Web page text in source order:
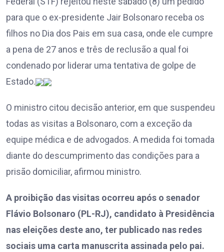
para que o ex-presidente Jair Bolsonaro receba os
filhos no Dia dos Pais em sua casa, onde ele cumpre
a pena de 27 anos e três de reclusão a qual foi
condenado por liderar uma tentativa de golpe de
Estado.
O ministro citou decisão anterior, em que suspendeu
todas as visitas a Bolsonaro, com a exceção da
equipe médica e de advogados. A medida foi tomada
diante do descumprimento das condições para a
prisão domiciliar, afirmou ministro.
A proibição das visitas ocorreu após o senador
Flávio Bolsonaro (PL-RJ), candidato à Presidência
nas eleições deste ano, ter publicado nas redes
sociais uma carta manuscrita assinada pelo pai.